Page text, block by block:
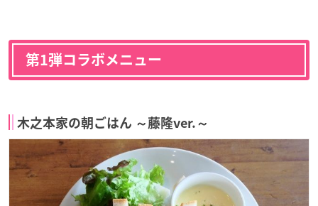
第1弾コラボメニュー
木之本家の朝ごはん ～藤隆ver.～